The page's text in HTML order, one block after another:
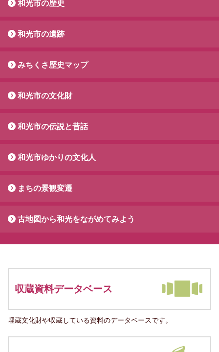
和光市の歴史
和光市の遺跡
みちくさ歴史マップ
和光市の文化財
和光市の伝説と昔話
和光市ゆかりの文化人
まちの景観変遷
古地図から和光をながめてみよう
収蔵資料データベース
埋蔵文化財や収蔵している資料のデータベースです。